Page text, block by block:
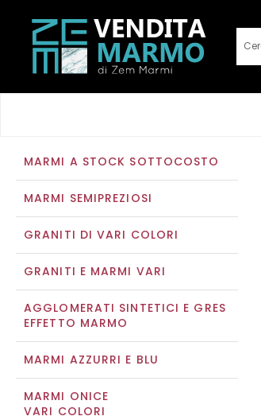
MARMI A STOCK SOTTOCOSTO
MARMI SEMIPREZIOSI
GRANITI DI VARI COLORI
GRANITI E MARMI VARI
AGGLOMERATI SINTETICI E GRES
EFFETTO MARMO
MARMI AZZURRI E BLU
MARMI ONICE
VARI COLORI